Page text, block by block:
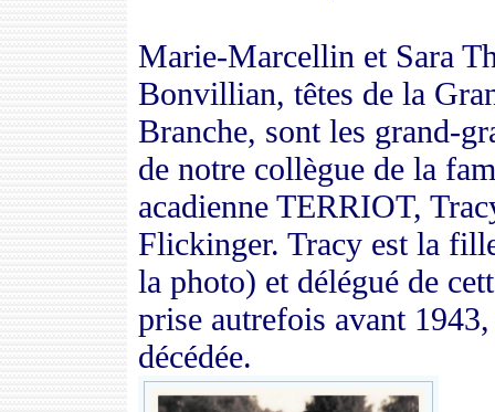
Marie-Marcellin et Sara
Bonvillian, têtes de la
Branche, sont les grand-
de notre collègue de la
acadienne TERRIOT,
Flickinger. Tracy est la
la photo) et délégué de
prise autrefois avant
décédée.